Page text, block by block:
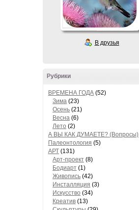
В друзья
Рубрики
ВРЕМЕНА ГОДА (52)
Зима (23)
Осень (21)
Весна (6)
Лето (2)
А ВЫ КАК ДУМАЕТЕ? (Вопросы)
Палеонтология (5)
АРТ (131)
Арт-проект (8)
Бодиарт (1)
Живопись (42)
Инсталляция (3)
Искусство (34)
Креатив (13)